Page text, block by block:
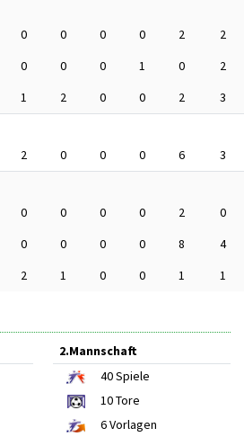
0 0 0 0 2
2
0 0 0 1 0
2
1 2 0 0 2
3
2 0 0 0 6
3
0 0 0 0 2
0
0 0 0 0 8
4
2 1 0 0 1 1
2.Mannschaft
40Spiele
10Tore
6Vorlagen